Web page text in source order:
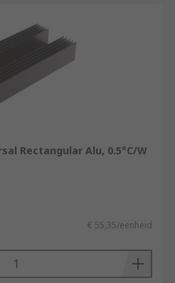
Rectangular Alu, 0.5°C/W
€ 55,35/eenheid